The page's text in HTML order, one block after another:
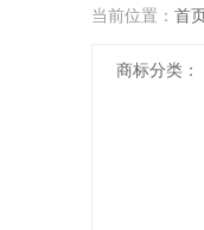
当前位置： 首页
商标分类：